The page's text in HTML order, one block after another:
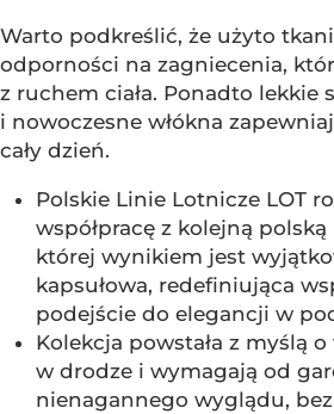
Warto podkreślić, że użyto
odporności na zagniecenia,
z ruchem ciała. Ponadto lekkie
i nowoczesne włókna
cały dzień.
Polskie Linie Lotnicze LOT
współpracę z kolejną
której wynikiem jest
kapsułowa, redefiniująca
podejście do elegancji w
Kolekcja powstała z myślą
w drodze i wymagają od
nienagannego wyglądu,